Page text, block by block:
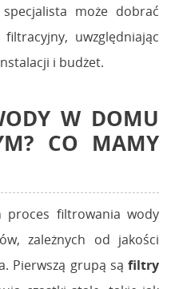
może dobrać
uwzględniając
i budżet.
W DOMU
CO MAMY
proces filtrowania wody
zależnych od jakości
Pierwszą grupą są filtry